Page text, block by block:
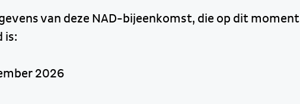
van deze NAD-bijeenkomst, die op dit moment
is:
2026